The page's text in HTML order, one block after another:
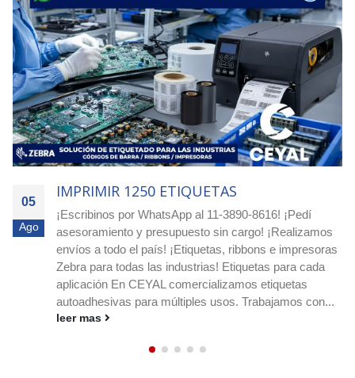
Ago
IMPRIMIR 4000 ETIQUETAS
Agilizá tus pocesos! Cotizá ya con nuestro equipo
experto! Escribimos a nuestro whatsapp: 11-3890-
o a nuestro e-mail ceyal@ceyal.com.arEtiquetas
adhesivas para imprimir que agilizan la identificación,
stock y los envíos en cualquier rubro. Conocé
medidas, materiales y ribbons....
leer mas